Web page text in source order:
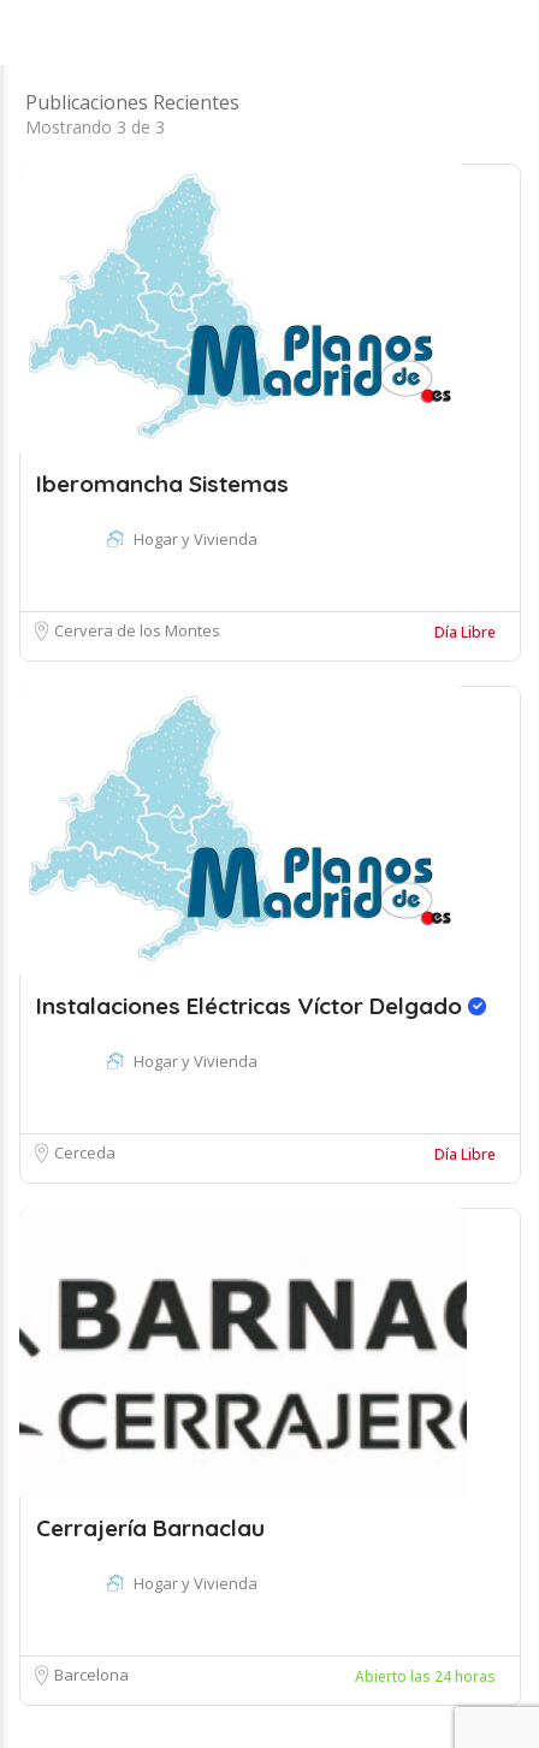
Publicaciones Recientes
Mostrando 3 de 3
Iberomancha Sistemas
Hogar y Vivienda
Cervera de los Montes Día Libre
Instalaciones Eléctricas Víctor Delgado
Hogar y Vivienda
Cerceda Día Libre
Cerrajería Barnaclau
Hogar y Vivienda
Barcelona Abierto las 24 horas